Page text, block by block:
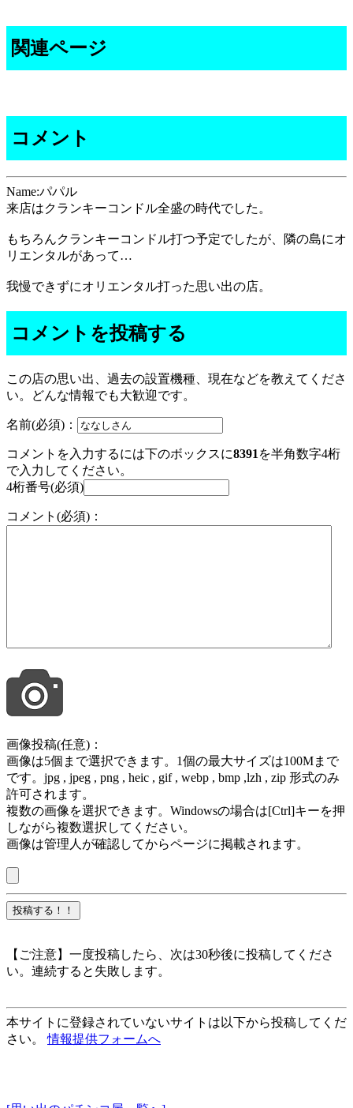
関連ページ
コメント
Name:パパル
来店はクランキーコンドル全盛の時代でした。
もちろんクランキーコンドル打つ予定でしたが、隣の島にオ
リエンタルがあって…
我慢できずにオリエンタル打った思い出の店。
コメントを投稿する
この店の思い出、過去の設置機種、現在などを教えてくださ
い。どんな情報でも大歓迎です。
名前(必須)：
コメントを入力するには下のボックスに8391 を半角数字4桁
で入力してください。
4桁番号(必須)
コメント(必須)：
画像投稿(任意)：
画像は5個まで選択できます。1個の最大サイズは100Mまで
です。jpg , jpeg , png , heic , gif , webp , bmp ,lzh , zip 形式のみ
許可されます。
複数の画像を選択できます。Windowsの場合は[Ctrl]キーを押
しながら複数選択してください。
画像は管理人が確認してからページに掲載されます。
【ご注意】一度投稿したら、次は30秒後に投稿してくださ
い。連続すると失敗します。
本サイトに登録されていないサイトは以下から投稿してくだ
さい。情報提供フォームへ